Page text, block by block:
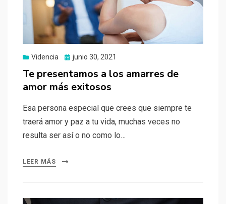
Videncia
Publicado
junio 30, 2021
Te presentamos a los amarres de
amor más exitosos
Esa persona especial que crees que siempre te
traerá amor y paz a tu vida, muchas veces no
resulta ser así o no como lo…
LEER MÁS